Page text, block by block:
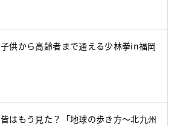
子供から高齢者まで通える少林拳in福岡
皆はもう見た？「地球の歩き方～北九州